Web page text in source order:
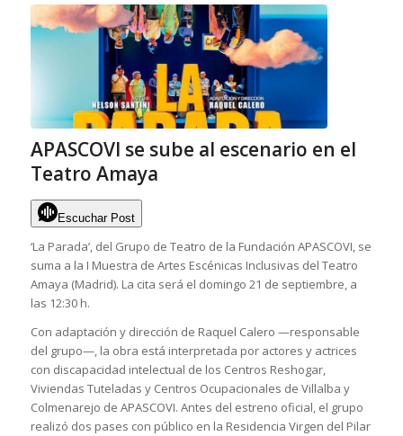
APASCOVI se sube al escenario en el
Teatro Amaya
Escuchar Post
‘La Parada’, del Grupo de Teatro de la Fundación APASCOVI, se
suma a la I Muestra de Artes Escénicas Inclusivas del Teatro
Amaya (Madrid). La cita será el domingo 21 de septiembre, a
las 12:30 h.
Con adaptación y dirección de Raquel Calero —responsable
del grupo—, la obra está interpretada por actores y actrices
con discapacidad intelectual de los Centros Reshogar,
Viviendas Tuteladas y Centros Ocupacionales de Villalba y
Colmenarejo de APASCOVI. Antes del estreno oficial, el grupo
realizó dos pases con público en la Residencia Virgen del Pilar